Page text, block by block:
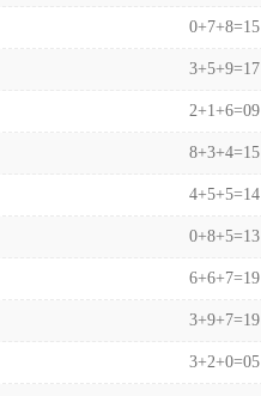
0+7+8=15
3+5+9=17
2+1+6=09
8+3+4=15
4+5+5=14
0+8+5=13
6+6+7=19
3+9+7=19
3+2+0=05